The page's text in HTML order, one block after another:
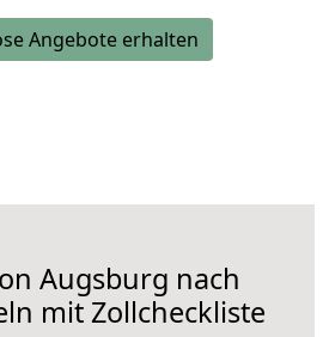
Angebote erhalten
Augsburg nach
mit Zollcheckliste